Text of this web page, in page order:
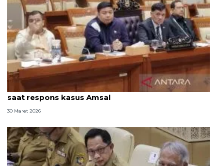
Anggota DPR sebut Prabowo sangat peduli ekraf
saat respons kasus Amsal
30 Maret 2026